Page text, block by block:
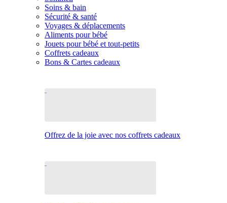
Soins & bain
Sécurité & santé
Voyages & déplacements
Aliments pour bébé
Jouets pour bébé et tout-petits
Coffrets cadeaux
Bons & Cartes cadeaux
Offrez de la joie avec nos coffrets cadeaux